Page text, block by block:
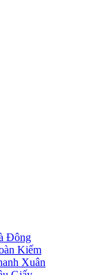
Đông
Kiếm
Xuân